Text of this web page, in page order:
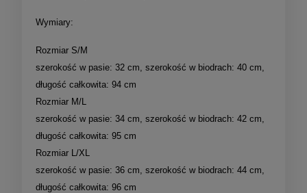
Wymiary:
Rozmiar S/M
szerokość w pasie: 32 cm, szerokość w biodrach: 40 cm,
długość całkowita: 94 cm
Rozmiar M/L
szerokość w pasie: 34 cm, szerokość w biodrach: 42 cm,
długość całkowita: 95 cm
Rozmiar L/XL
szerokość w pasie: 36 cm, szerokość w biodrach: 44 cm,
długość całkowita: 96 cm